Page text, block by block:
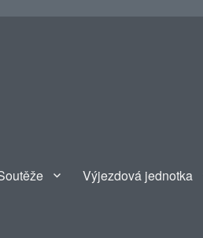
Výjezdová jednotka